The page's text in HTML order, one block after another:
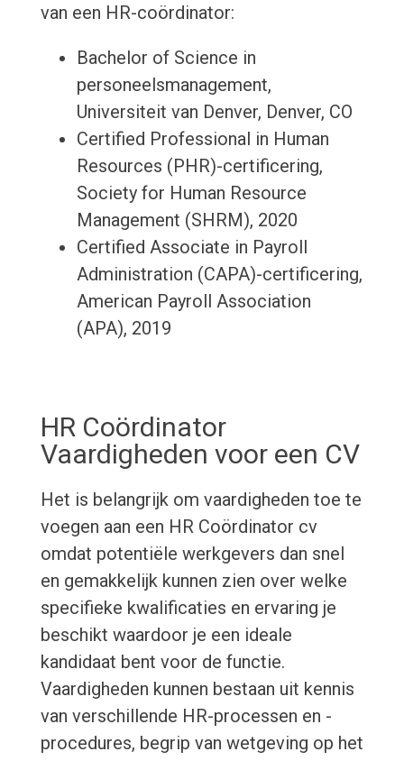
van een HR-coördinator:
Bachelor of Science in
personeelsmanagement,
Universiteit van Denver, Denver, CO
Certified Professional in Human
Resources (PHR)-certificering,
Society for Human Resource
Management (SHRM), 2020
Certified Associate in Payroll
Administration (CAPA)-certificering,
American Payroll Association
(APA), 2019
HR Coördinator
Vaardigheden voor een CV
Het is belangrijk om vaardigheden toe te
voegen aan een HR Coördinator cv
omdat potentiële werkgevers dan snel
en gemakkelijk kunnen zien over welke
specifieke kwalificaties en ervaring je
beschikt waardoor je een ideale
kandidaat bent voor de functie.
Vaardigheden kunnen bestaan uit kennis
van verschillende HR-processen en -
procedures, begrip van wetgeving op het